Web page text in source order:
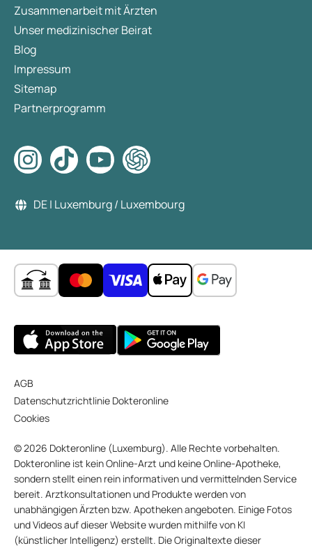
Zusammenarbeit mit Ärzten
Unser medizinischer Beirat
Blog
Impressum
Sitemap
Partnerprogramm
DE | Luxemburg / Luxembourg
AGB
Datenschutzrichtlinie Dokteronline
Cookies
© 2026 Dokteronline (Luxemburg). Alle Rechte vorbehalten.
Dokteronline ist kein Online-Arzt und keine Online-Apotheke,
sondern stellt einen rein informativen und vermittelnden Service
bereit. Arztkonsultationen und Produkte werden von
unabhängigen Ärzten bzw. Apotheken angeboten. Einige Fotos
und Videos auf dieser Website wurden mithilfe von KI
(künstlicher Intelligenz) erstellt. Die Originaltexte dieser